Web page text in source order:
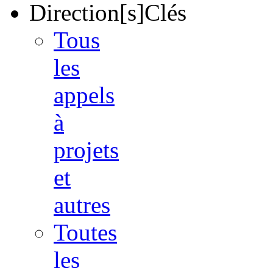
Direction[s]Clés
Tous
les
appels
à
projets
et
autres
Toutes
les